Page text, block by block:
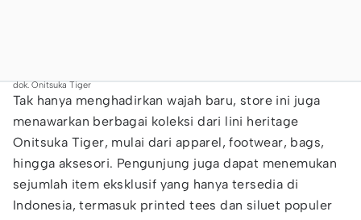
dok. Onitsuka Tiger
Tak hanya menghadirkan wajah baru, store ini juga
menawarkan berbagai koleksi dari lini heritage
Onitsuka Tiger, mulai dari apparel, footwear, bags,
hingga aksesori. Pengunjung juga dapat menemukan
sejumlah item eksklusif yang hanya tersedia di
Indonesia, termasuk printed tees dan siluet populer